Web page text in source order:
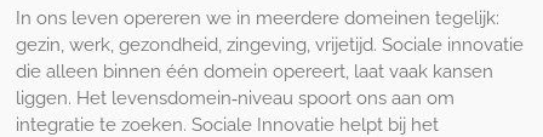
In ons leven opereren we in meerdere domeinen tegelijk:
gezin, werk, gezondheid, zingeving, vrijetijd. Sociale innovatie
die alleen binnen één domein opereert, laat vaak kansen
liggen. Het levensdomein‑niveau spoort ons aan om
integratie te zoeken. Sociale Innovatie helpt bij het